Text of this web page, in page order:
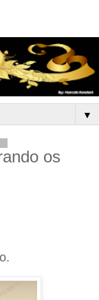
▼
os